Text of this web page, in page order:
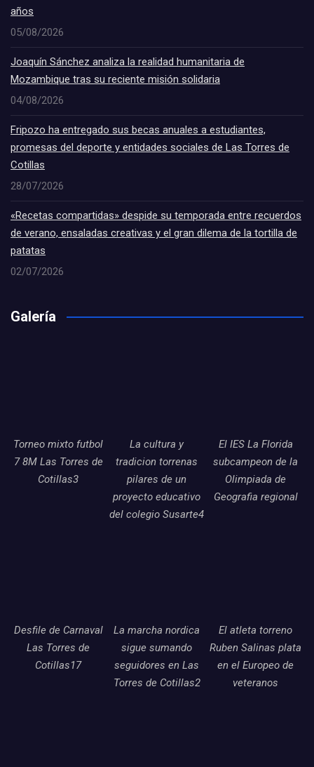
años
05/08/2026
Joaquín Sánchez analiza la realidad humanitaria de
Mozambique tras su reciente misión solidaria
04/08/2026
Fripozo ha entregado sus becas anuales a estudiantes,
promesas del deporte y entidades sociales de Las Torres de
Cotillas
28/07/2026
«Recetas compartidas» despide su temporada entre recuerdos
de verano, ensaladas creativas y el gran dilema de la tortilla de
patatas
02/07/2026
Galería
Torneo mixto futbol
7 8M Las Torres de
Cotillas3
La cultura y
tradicion torrenas
pilares de un
proyecto educativo
del colegio Susarte4
El IES La Florida
subcampeon de la
Olimpiada de
Geografia regional
Desfile de Carnaval
Las Torres de
Cotillas17
La marcha nordica
sigue sumando
seguidores en Las
Torres de Cotillas2
El atleta torreno
Ruben Salinas plata
en el Europeo de
veteranos